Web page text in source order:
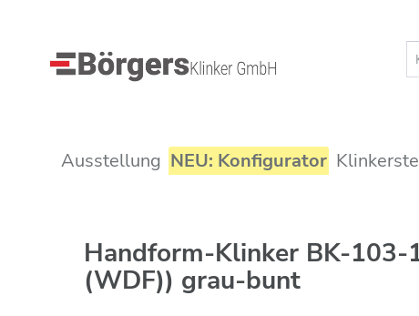
Ausstellung NEU: Konfigurator
Handform-Klinker BK-
(WDF)) grau-bunt